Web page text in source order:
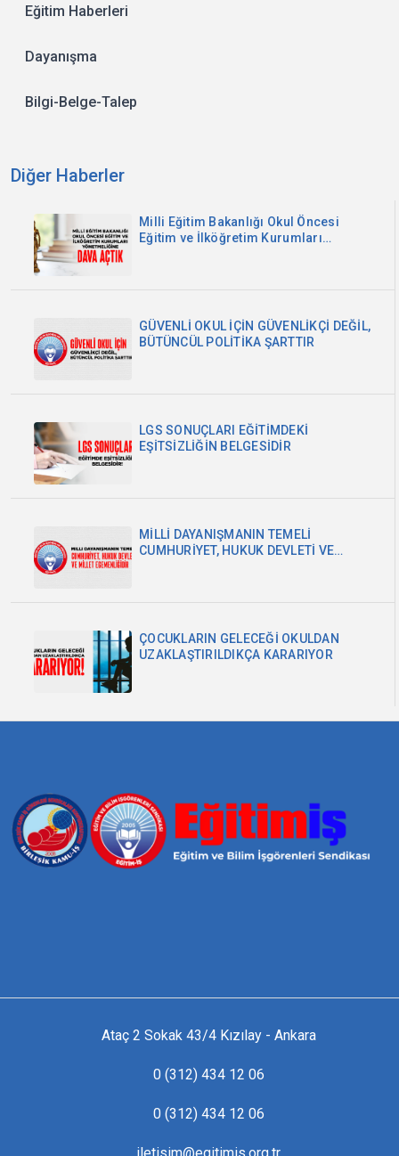
Eğitim Haberleri
Dayanışma
Bilgi-Belge-Talep
Diğer Haberler
Milli Eğitim Bakanlığı Okul Öncesi
Eğitim ve İlköğretim Kurumları
GÜVENLİ OKUL İÇİN GÜVENLİKÇİ DEĞİL,
BÜTÜNCÜL POLİTİKA ŞARTTIR
LGS SONUÇLARI EĞİTİMDEKİ
EŞİTSİZLİĞİN BELGESİDİR
MİLLİ DAYANIŞMANIN TEMELİ
CUMHURİYET, HUKUK DEVLETİ VE
ÇOCUKLARIN GELECEĞİ OKULDAN
UZAKLAŞTIRILDIKÇA KARARIYOR
Ataç 2 Sokak 43/4 Kızılay - Ankara
0 (312) 434 12 06
0 (312) 434 12 06